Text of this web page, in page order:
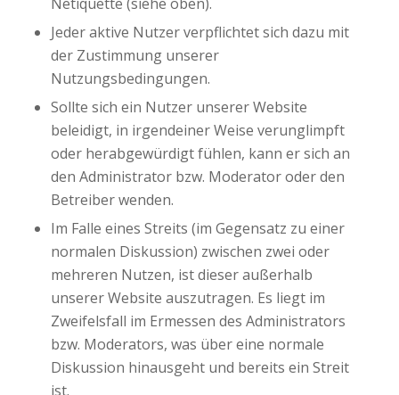
Jeder aktive Nutzer verpflichtet sich dazu mit
der Zustimmung unserer
Nutzungsbedingungen.
Sollte sich ein Nutzer unserer Website
beleidigt, in irgendeiner Weise verunglimpft
oder herabgewürdigt fühlen, kann er sich an
den Administrator bzw. Moderator oder den
Betreiber wenden.
Im Falle eines Streits (im Gegensatz zu einer
normalen Diskussion) zwischen zwei oder
mehreren Nutzen, ist dieser außerhalb
unserer Website auszutragen. Es liegt im
Zweifelsfall im Ermessen des Administrators
bzw. Moderators, was über eine normale
Diskussion hinausgeht und bereits ein Streit
ist.